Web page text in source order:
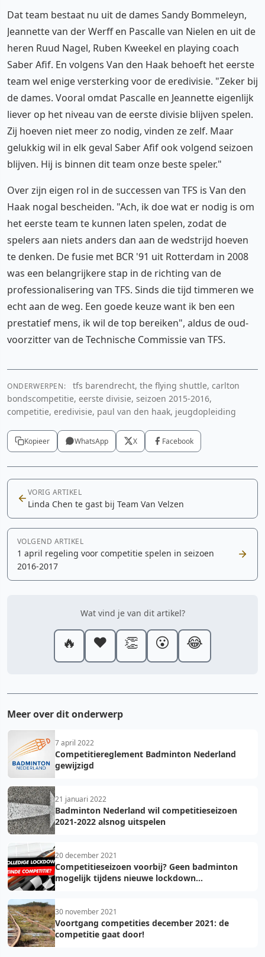
Dat team bestaat nu uit de dames Sandy Bommeleyn,
Jeannette van der Werff en Pascalle van Nielen en uit de
heren Ruud Nagel, Ruben Kweekel en playing coach
Saber Afif. En volgens Van den Haak behoeft het eerste
team wel enige versterking voor de eredivisie. "Zeker bij
de dames. Vooral omdat Pascalle en Jeannette eigenlijk
liever op het niveau van de eerste divisie blijven spelen.
Zij hoeven niet meer zo nodig, vinden ze zelf. Maar
gelukkig wil in elk geval Saber Afif ook volgend seizoen
blijven. Hij is binnen dit team onze beste speler."
Over zijn eigen rol in de successen van TFS is Van den
Haak nogal bescheiden. "Ach, ik doe wat er nodig is om
het eerste team te kunnen laten spelen, zodat de
spelers aan niets anders dan aan de wedstrijd hoeven
te denken. De fusie met BCR '91 uit Rotterdam in 2008
was een belangrijkere stap in de richting van de
professionalisering van TFS. Sinds die tijd timmeren we
echt aan de weg. Een goede keuze want ik ben een
prestatief mens, ik wil de top bereiken", aldus de oud-
voorzitter van de Technische Commissie van TFS.
ONDERWERPEN:
tfs barendrecht, the flying shuttle, carlton
bondscompetitie, eerste divisie, seizoen 2015-2016,
competitie, eredivisie, paul van den haak, jeugdopleiding
Kopieer WhatsApp X Facebook
VORIG ARTIKEL
Linda Chen te gast bij Team Van Velzen
VOLGEND ARTIKEL
1 april regeling voor competitie spelen in seizoen
2016-2017
Wat vind je van dit artikel?
🔥 ❤️ 👏 😮 😂
Meer over dit onderwerp
7 april 2022
Competitiereglement Badminton Nederland
gewijzigd
21 januari 2022
Badminton Nederland wil competitieseizoen
2021-2022 alsnog uitspelen
20 december 2021
Competitieseizoen voorbij? Geen badminton
mogelijk tijdens nieuwe lockdown...
30 november 2021
Voortgang competities december 2021: de
competitie gaat door!